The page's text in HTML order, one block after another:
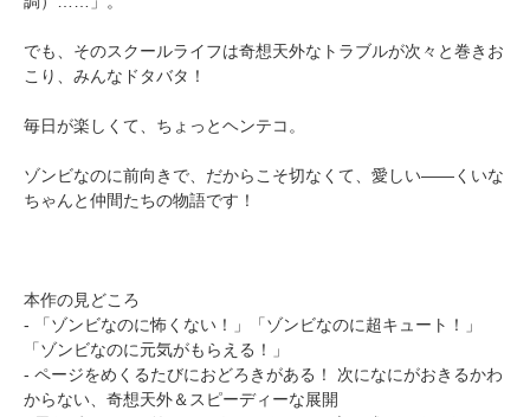
でも、そのスクールライフは奇想天外なトラブルが次々と巻きお
こり、みんなドタバタ！
毎日が楽しくて、ちょっとヘンテコ。
ゾンビなのに前向きで、だからこそ切なくて、愛しい――くいな
ちゃんと仲間たちの物語です！
本作の見どころ
- 「ゾンビなのに怖くない！」「ゾンビなのに超キュート！」
「ゾンビなのに元気がもらえる！」
- ページをめくるたびにおどろきがある！ 次になにがおきるかわ
からない、奇想天外＆スピーディーな展開